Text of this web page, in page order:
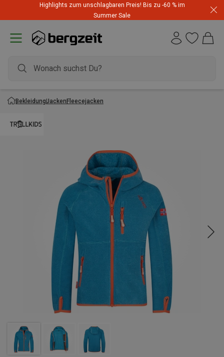
Highlights zum unschlagbaren Preis! Bis zu -60 % im
Summer Sale
BekleidungJackenFleecejacken